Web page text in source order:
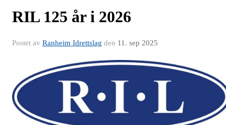
RIL 125 år i 2026
Postet av Ranheim Idrettslag den 11. sep 2025